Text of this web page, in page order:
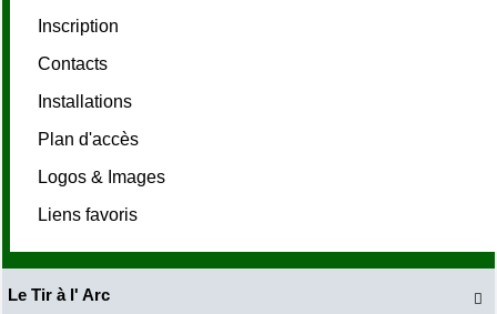
Inscription
Contacts
Installations
Plan d'accès
Logos & Images
Liens favoris

Le Tir à l' Arc